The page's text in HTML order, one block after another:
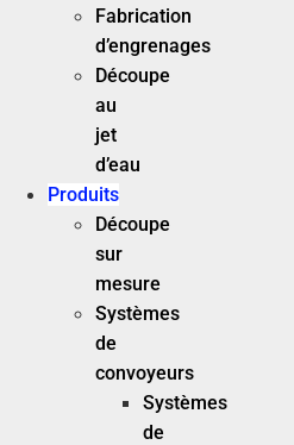
Fabrication
d’engrenages
Découpe
au
jet
d’eau
Produits
Découpe
sur
mesure
Systèmes
de
convoyeurs
Systèmes
de